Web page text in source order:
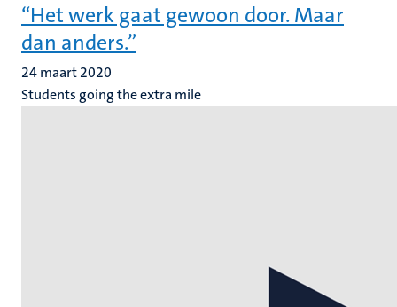
“Het werk gaat gewoon door. Maar
dan anders.”
24 maart 2020
Students going the extra mile